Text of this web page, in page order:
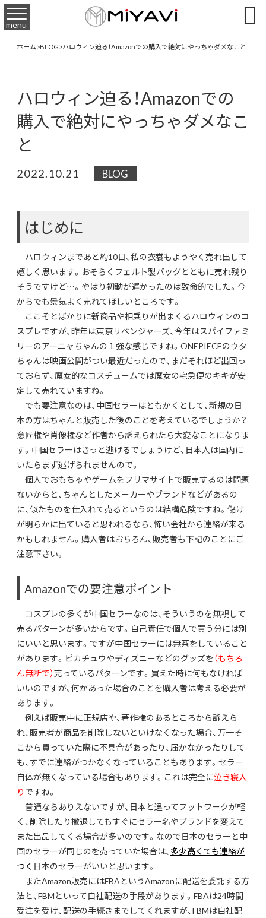
menu 
ホーム>BLOG>ハロウィン迫る！Amazonでの購入で絶対にやっちゃダメなこと
ハロウィン迫る！Amazonでの
購入で絶対にやっちゃダメなこ
と
2022.10.21 BLOG
はじめに
ハロウィンまであと約10日、私の衣裳もようやく売れ出して
嬉しく思います。おそらくフェルト製バッグとともに売れ残り
そうですけど…。やはり初動が遅かったのは致命的でした。今
からでも景気よく売れてほしいところです。
ここぞとばかりに新商品や相乗りが出まくるハロウィンのコ
スプレですが、昨年は東京リベンジャーズ、今年はスパイファミ
リーのアーニャちゃんの１強な感じですね。ONEPIECEのウタ
ちゃんは映画公開がつい最近だったので、まだそれほど出回っ
ておらず、魔女的なコスチュームでは魔女の宅急便のキキが安
定して売れていますね。
でも要注意なのは、中国セラーはともかくとして、新規の日
本の方はちゃんと販売した後のことを考えているでしょうか？
意匠権や肖像権など作者から訴えられたら大変なことになりま
す。中国セラーはきっと逃げるでしょうけど、日本人は国内に
いたらまず逃げられませんので。
個人でおもちゃやゲームをフリマサイトで販売するのは問題
ないからと、ちゃんとしたメーカーやブランドなどがあるの
に、似たものを仕入れて売るというのは結構危険ですね。儲け
が明らかに出ていると思われるなら、怖い会社から連絡が来る
かもしれません。購入者はおちろん、販売者も下記のことにご
注意下さい。
Amazonでの要注意ポイント
コスプレの多くが中国セラーなのは、そういうのを無視して
売るパターンが多いからです。自己責任で個人で買う分には別
にいいと思います。ですが中国セラーには無茶をしていること
があります。ピカチュウやディズニーなどのグッズを（もちろ
ん無断で）売っているパターンです。買えた時に何もなければ
いいのですが、何かあった場合のことを購入者は考える必要が
あります。
例えば販売中に正規店や、著作権のあるところから訴えら
れ、販売者が商品を削除しないといけなくなった場合、万一そ
こから買っていた際に不具合があったり、届かなかったりして
も、すでに連絡がつかなくなっていることもあります。セラー
自体が無くなっている場合もあります。これは完全に泣き寝入
り ですね。
普通ならありえないですが、日本と違ってフットワークが軽
く、削除したり撤退してもすぐにセラー名やブランドを変えて
また出品してくる場合が多いのです。なので日本のセラーと中
国のセラーが同じのを売っていた場合は、 多少高くても連絡が
つく 日本のセラーがいいと思います。
またAmazon販売にはFBAというAmazonに配送を委託する方
法と、FBMといって自社配送の手段があります。FBAは24時間
受注を受け、配送の手続きまでしてくれますが、FBMは自社配